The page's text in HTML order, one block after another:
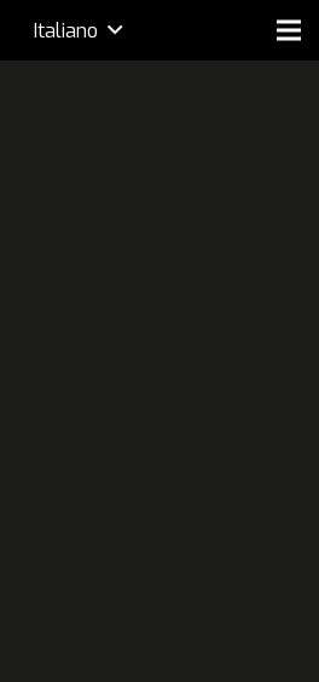
Italiano